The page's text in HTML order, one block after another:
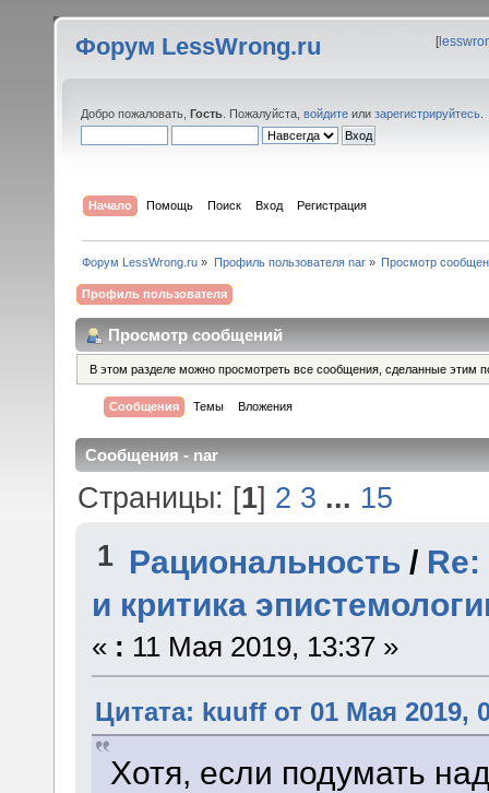
Форум LessWrong.ru [
Добро пожаловать, Гость . Пожалуйста, войдите или зарегистрируйтесь
Начало Помощь Поиск Вход Регистрация
Форум LessWrong.ru » Профиль пользователя nar» Просмотр
Профиль пользователя
Просмотр сообщений
В этом разделе можно просмотреть все сообщения, сделанные этим
Сообщения Темы Вложения
Сообщения - nar
Страницы: [1] 2 3 ... 15
1 Рациональность /
и критика
« : 11 Мая 2019, 13:37 »
Цитата: kuuff от 01 Мая 2019,
Хотя, если подумать